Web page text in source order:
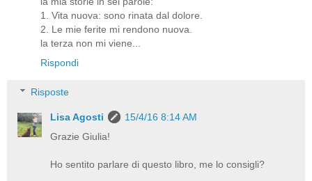
1. Vita nuova: sono rinata dal dolore.
2. Le mie ferite mi rendono nuova.
la terza non mi viene...
Rispondi
Risposte
Lisa Agosti
15/4/16 8:14 AM
Grazie Giulia!
Ho sentito parlare di questo libro, me lo consigli?